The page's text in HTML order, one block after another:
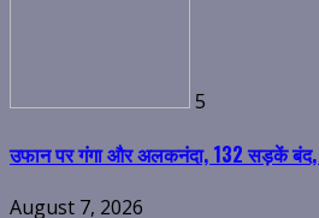
5
उफान पर गंगा और अलकनंदा, 132 सड़कें बंद,
August 7, 2026